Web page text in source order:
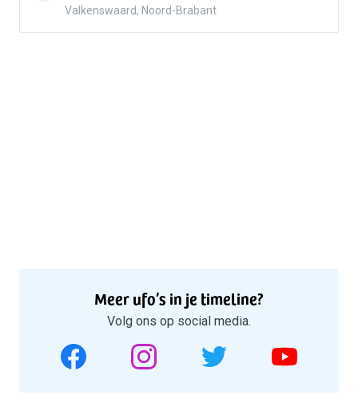
Valkenswaard, Noord-Brabant
Meer ufo’s in je timeline?
Volg ons op social media.